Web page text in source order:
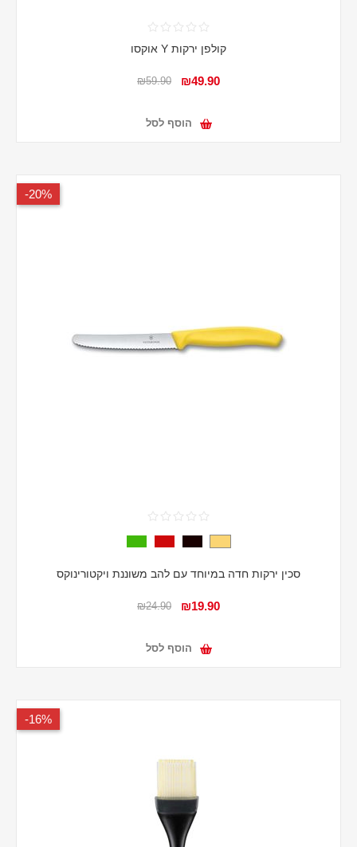
קולפן ירקות Y אוקסו
₪49.90
₪59.90
הוסף לסל
20%-
סכין ירקות חדה במיוחד עם להב משוננת ויקטורינוקס
₪19.90
₪24.90
הוסף לסל
16%-